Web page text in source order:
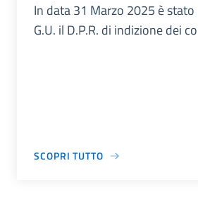
In data 31 Marzo 2025 è
G.U. il D.P.R. di indizione dei
SCOPRI TUTTO